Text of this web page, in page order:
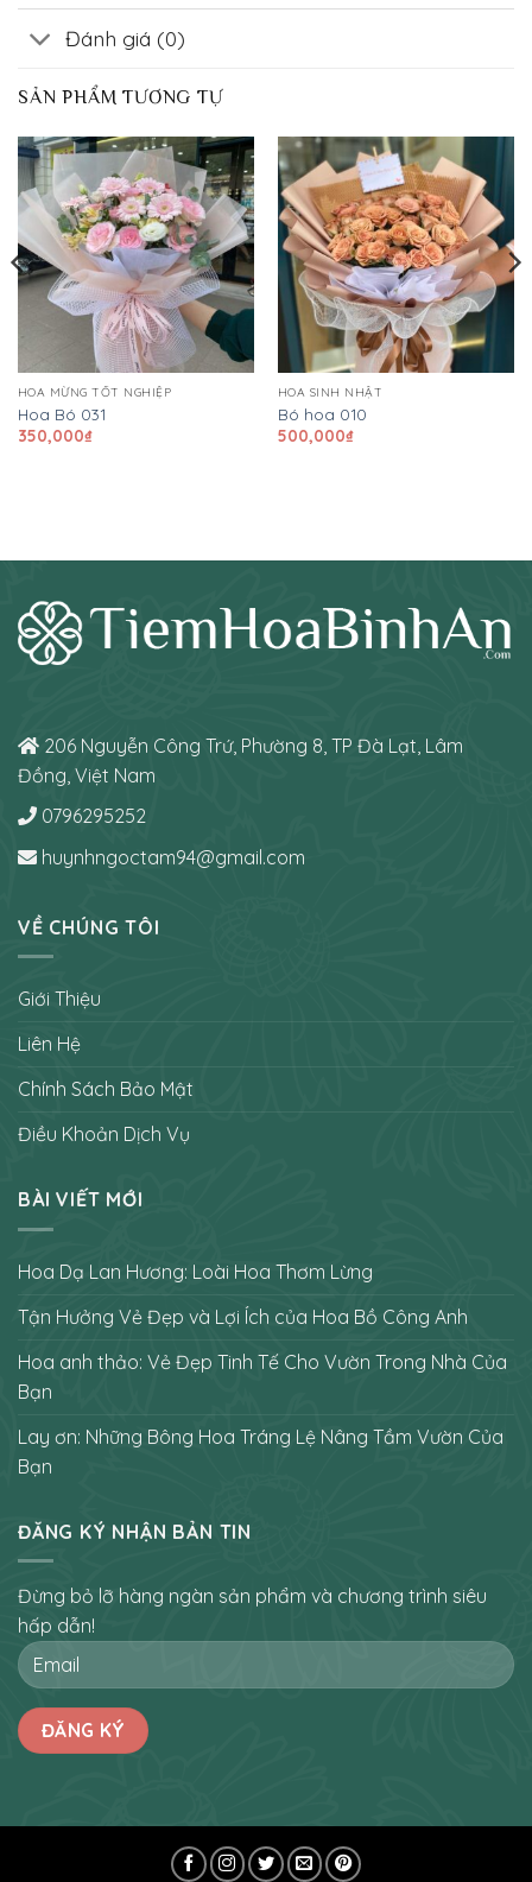
Đánh giá (0)
SẢN PHẨM TƯƠNG TỰ
HOA MỪNG TỐT NGHIỆP
Hoa Bó 031
350,000₫
HOA SINH NHẬT
Bó hoa 010
500,000₫
206 Nguyễn Công Trứ, Phường 8, TP Đà Lạt, Lâm
Đồng, Việt Nam
0796295252
huynhngoctam94@gmail.com
VỀ CHÚNG TÔI
Giới Thiệu
Liên Hệ
Chính Sách Bảo Mật
Điều Khoản Dịch Vụ
BÀI VIẾT MỚI
Hoa Dạ Lan Hương: Loài Hoa Thơm Lừng
Tận Hưởng Vẻ Đẹp và Lợi Ích của Hoa Bồ Công Anh
Hoa anh thảo: Vẻ Đẹp Tinh Tế Cho Vườn Trong Nhà Của
Bạn
Lay ơn: Những Bông Hoa Tráng Lệ Nâng Tầm Vườn Của
Bạn
ĐĂNG KÝ NHẬN BẢN TIN
Đừng bỏ lỡ hàng ngàn sản phẩm và chương trình siêu
hấp dẫn!